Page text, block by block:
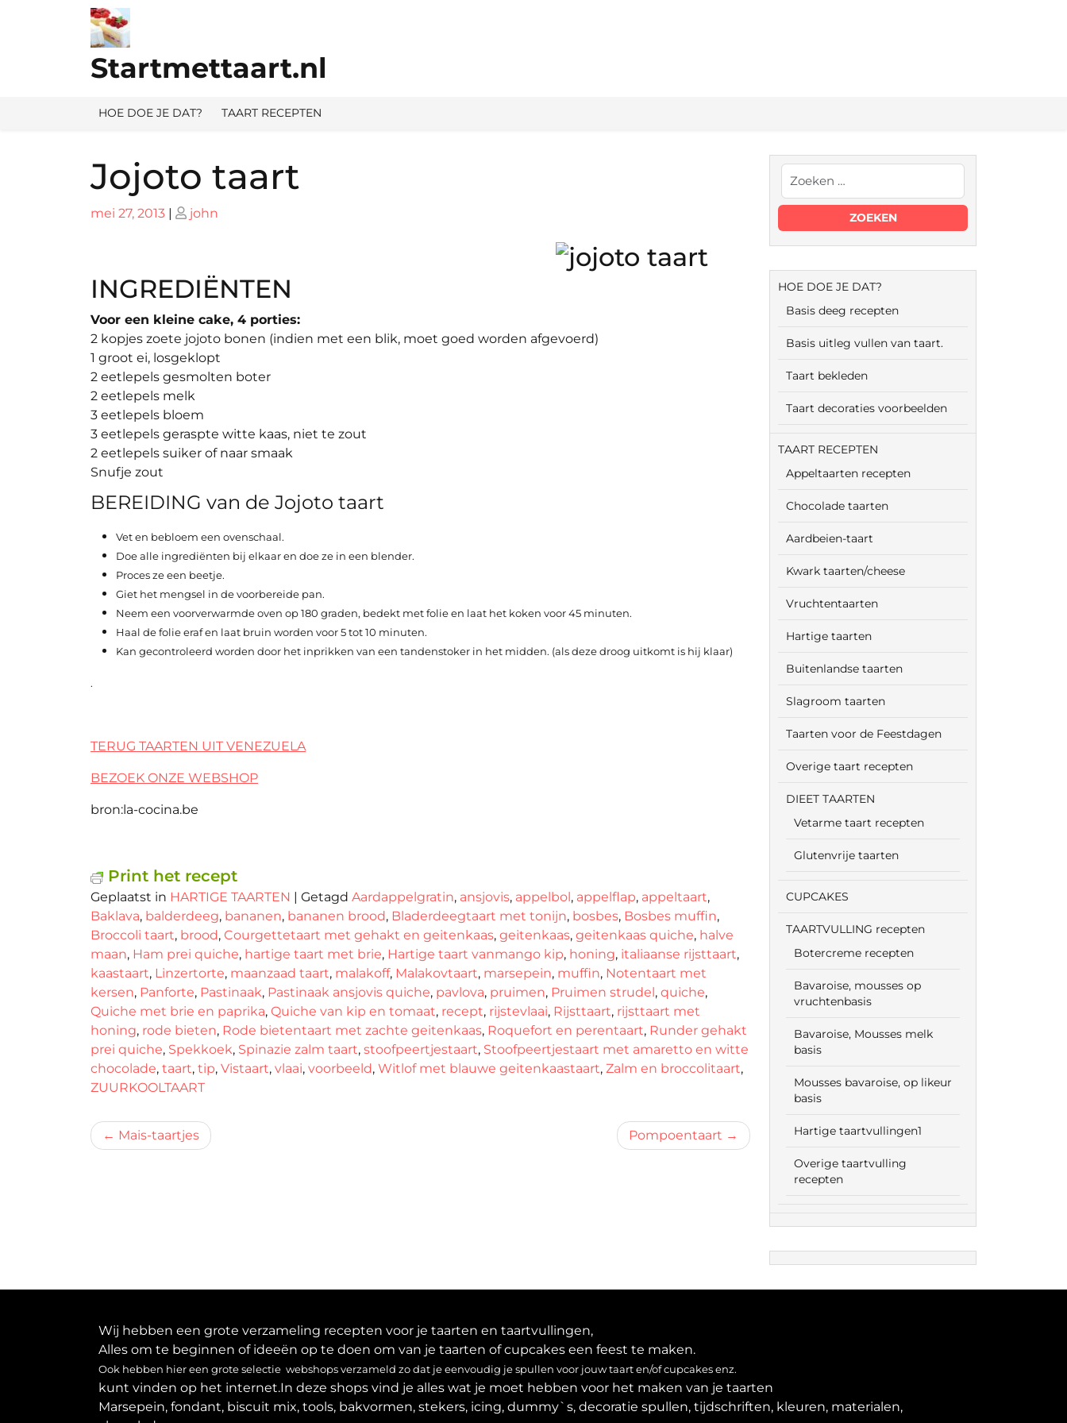
Startmettaart.nl
HOE DOE JE DAT? TAART RECEPTEN
Jojoto taart
Geplaatst
mei 27, 2013 | Geplaatst
john
INGREDIËNTEN
Voor een kleine cake, 4 porties:
2 kopjes zoete jojoto bonen (indien met een blik, moet goed worden afgevoerd)
1 groot ei, losgeklopt
2 eetlepels gesmolten boter
2 eetlepels melk
3 eetlepels bloem
3 eetlepels geraspte witte kaas, niet te zout
2 eetlepels suiker of naar smaak
Snufje zout
BEREIDING van de Jojoto taart
Vet en bebloem een ovenschaal.
Doe alle ingrediënten bij elkaar en doe ze in een blender.
Proces ze een beetje.
Giet het mengsel in de voorbereide pan.
Neem een voorverwarmde oven op 180 graden, bedekt met folie en laat het koken voor 45 minuten.
Haal de folie eraf en laat bruin worden voor 5 tot 10 minuten.
Kan gecontroleerd worden door het inprikken van een tandenstoker in het midden. (als deze droog uitkomt is hij klaar)
.
TERUG TAARTEN UIT VENEZUELA
BEZOEK ONZE WEBSHOP
bron:la-cocina.be
Print het recept
Geplaatst in HARTIGE TAARTEN | Getagd Aardappelgratin, ansjovis, appelbol, appelflap, appeltaart,
Baklava, balderdeeg, bananen, bananen brood, Bladerdeegtaart met tonijn, bosbes, Bosbes muffin,
Broccoli taart, brood, Courgettetaart met gehakt en geitenkaas, geitenkaas, geitenkaas quiche, halve
maan, Ham prei quiche, hartige taart met brie, Hartige taart vanmango kip, honing, italiaanse rijsttaart,
kaastaart, Linzertorte, maanzaad taart, malakoff, Malakovtaart, marsepein, muffin, Notentaart met
kersen, Panforte, Pastinaak, Pastinaak ansjovis quiche, pavlova, pruimen, Pruimen strudel, quiche,
Quiche met brie en paprika, Quiche van kip en tomaat, recept, rijstevlaai, Rijsttaart, rijsttaart met
honing, rode bieten, Rode bietentaart met zachte geitenkaas, Roquefort en perentaart, Runder gehakt
prei quiche, Spekkoek, Spinazie zalm taart, stoofpeertjestaart, Stoofpeertjestaart met amaretto en witte
chocolade, taart, tip, Vistaart, vlaai, voorbeeld, Witlof met blauwe geitenkaastaart, Zalm en broccolitaart,
ZUURKOOLTAART
Bericht
Mais-taartjes Pompoentaart
HOE DOE JE DAT?
Basis deeg recepten
Basis uitleg vullen van taart.
Taart bekleden
Taart decoraties voorbeelden
TAART RECEPTEN
Appeltaarten recepten
Chocolade taarten
Aardbeien-taart
Kwark taarten/cheese
Vruchtentaarten
Hartige taarten
Buitenlandse taarten
Slagroom taarten
Taarten voor de Feestdagen
Overige taart recepten
DIEET TAARTEN
Vetarme taart recepten
Glutenvrije taarten
CUPCAKES
TAARTVULLING recepten
Botercreme recepten
Bavaroise, mousses op
vruchtenbasis
Bavaroise, Mousses melk
basis
Mousses bavaroise, op likeur
basis
Hartige taartvullingen1
Overige taartvulling
recepten
Wij hebben een grote verzameling recepten voor je taarten en taartvullingen,
Alles om te beginnen of ideeën op te doen om van je taarten of cupcakes een feest te maken.
Ook hebben hier een grote selectie webshops verzameld zo dat je eenvoudig je spullen voor jouw taart en/of cupcakes enz.
kunt vinden op het internet.In deze shops vind je alles wat je moet hebben voor het maken van je taarten
Marsepein, fondant, biscuit mix, tools, bakvormen, stekers, icing, dummy`s, decoratie spullen, tijdschriften, kleuren, materialen,